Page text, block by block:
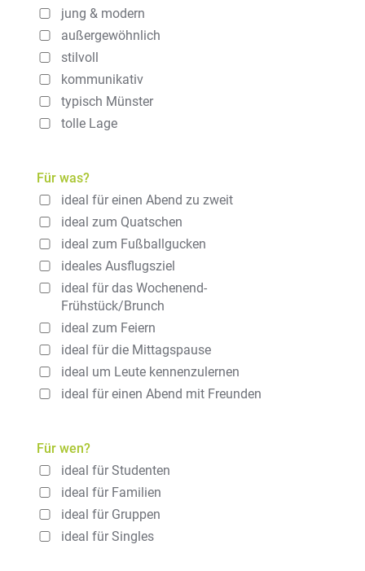
jung & modern
außergewöhnlich
stilvoll
kommunikativ
typisch Münster
tolle Lage
Für was?
ideal für einen Abend zu zweit
ideal zum Quatschen
ideal zum Fußballgucken
ideales Ausflugsziel
ideal für das Wochenend-
Frühstück/Brunch
ideal zum Feiern
ideal für die Mittagspause
ideal um Leute kennenzulernen
ideal für einen Abend mit Freunden
Für wen?
ideal für Studenten
ideal für Familien
ideal für Gruppen
ideal für Singles